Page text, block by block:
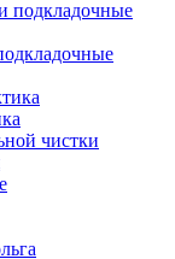
чистки